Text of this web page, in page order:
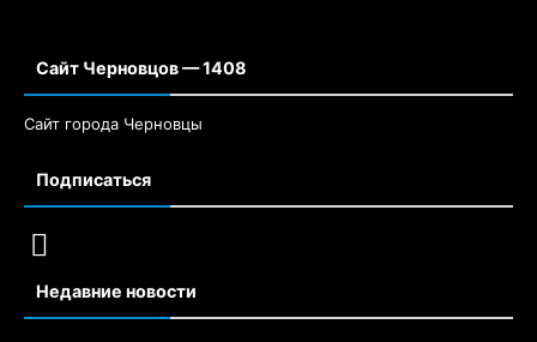
Сайт Черновцов — 1408
Сайт города Черновцы
Подписаться
Недавние новости